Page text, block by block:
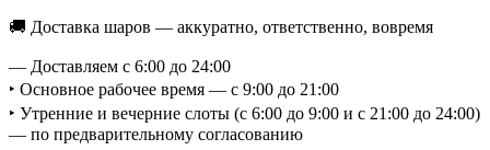
🚚 Доставка шаров — аккуратно, ответственно, вовремя
— Доставляем с 6:00 до 24:00
‣ Основное рабочее время — с 9:00 до 21:00
‣ Утренние и вечерние слоты (с 6:00 до 9:00 и с 21:00 до 24:00)
— по предварительному согласованию